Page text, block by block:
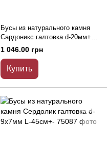
Бусы из натурального камня
Сардоникс галтовка d-20мм+-
L-50см
1 046.00 грн
Купить